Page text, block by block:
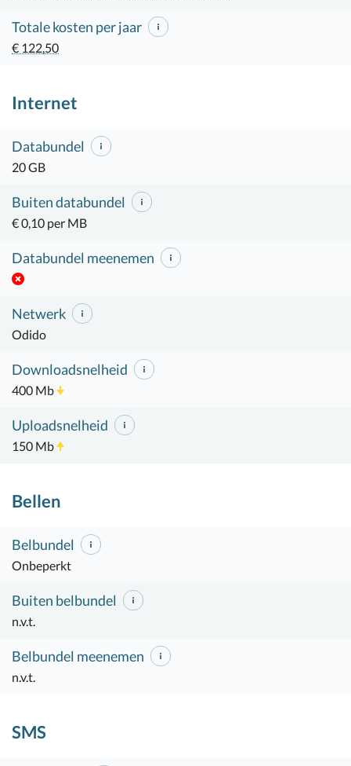
Totale kosten per jaar
€ 122,50
Internet
Databundel
20 GB
Buiten databundel
€ 0,10 per MB
Databundel meenemen
Netwerk
Odido
Downloadsnelheid
400 Mb
Uploadsnelheid
150 Mb
Bellen
Belbundel
Onbeperkt
Buiten belbundel
n.v.t.
Belbundel meenemen
n.v.t.
SMS